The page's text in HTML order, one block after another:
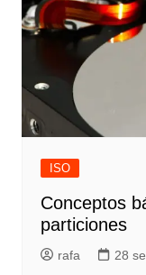
ISO
Conceptos
particiones
rafa 28